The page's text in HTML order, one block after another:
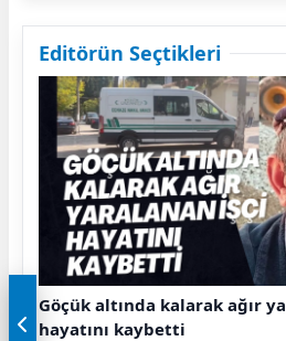
Editörün Seçtikleri
Göçük altında kalarak ağır
hayatını kaybetti